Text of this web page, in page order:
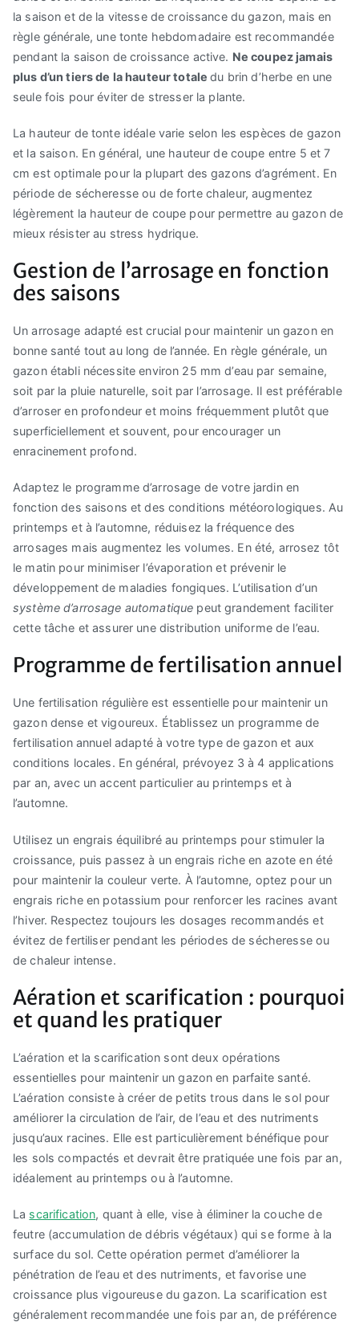
la saison et de la vitesse de croissance du gazon, mais en
règle générale, une tonte hebdomadaire est recommandée
pendant la saison de croissance active. Ne coupez jamais
plus d’un tiers de la hauteur totaledu brin d’herbe en une
seule fois pour éviter de stresser la plante.
La hauteur de tonte idéale varie selon les espèces de gazon
et la saison. En général, une hauteur de coupe entre 5 et 7
cm est optimale pour la plupart des gazons d’agrément. En
période de sécheresse ou de forte chaleur, augmentez
légèrement la hauteur de coupe pour permettre au gazon de
mieux résister au stress hydrique.
Gestion de l’arrosage en fonction
des saisons
Un arrosage adapté est crucial pour maintenir un gazon en
bonne santé tout au long de l’année. En règle générale, un
gazon établi nécessite environ 25 mm d’eau par semaine,
soit par la pluie naturelle, soit par l’arrosage. Il est préférable
d’arroser en profondeur et moins fréquemment plutôt que
superficiellement et souvent, pour encourager un
enracinement profond.
Adaptez le programme d’arrosage de votre jardin en
fonction des saisons et des conditions météorologiques. Au
printemps et à l’automne, réduisez la fréquence des
arrosages mais augmentez les volumes. En été, arrosez tôt
le matin pour minimiser l’évaporation et prévenir le
développement de maladies fongiques. L’utilisation d’un
système d’arrosage automatique peut grandement faciliter
cette tâche et assurer une distribution uniforme de l’eau.
Programme de fertilisation annuel
Une fertilisation régulière est essentielle pour maintenir un
gazon dense et vigoureux. Établissez un programme de
fertilisation annuel adapté à votre type de gazon et aux
conditions locales. En général, prévoyez 3 à 4 applications
par an, avec un accent particulier au printemps et à
l’automne.
Utilisez un engrais équilibré au printemps pour stimuler la
croissance, puis passez à un engrais riche en azote en été
pour maintenir la couleur verte. À l’automne, optez pour un
engrais riche en potassium pour renforcer les racines avant
l’hiver. Respectez toujours les dosages recommandés et
évitez de fertiliser pendant les périodes de sécheresse ou
de chaleur intense.
Aération et scarification : pourquoi
et quand les pratiquer
L’aération et la scarification sont deux opérations
essentielles pour maintenir un gazon en parfaite santé.
L’aération consiste à créer de petits trous dans le sol pour
améliorer la circulation de l’air, de l’eau et des nutriments
jusqu’aux racines. Elle est particulièrement bénéfique pour
les sols compactés et devrait être pratiquée une fois par an,
idéalement au printemps ou à l’automne.
La scarification, quant à elle, vise à éliminer la couche de
feutre (accumulation de débris végétaux) qui se forme à la
surface du sol. Cette opération permet d’améliorer la
pénétration de l’eau et des nutriments, et favorise une
croissance plus vigoureuse du gazon. La scarification est
généralement recommandée une fois par an, de préférence